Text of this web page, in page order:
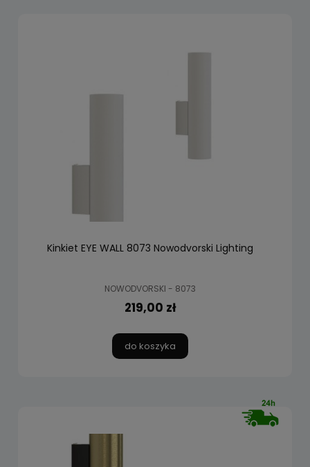
Kinkiet EYE WALL 8073 Nowodvorski Lighting
NOWODVORSKI - 8073
219,00 zł
do koszyka